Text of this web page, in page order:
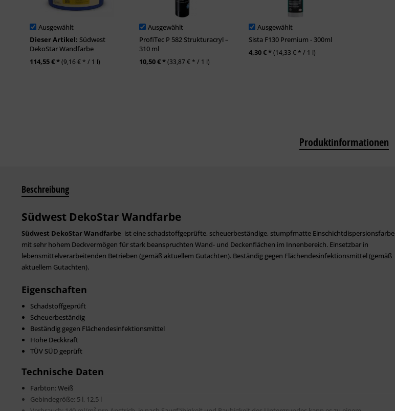
Ausgewählt
Dieser Artikel: Südwest
DekoStar Wandfarbe
114,55 € *(9,16 € * / 1 l)
Ausgewählt
ProfiTec P 582 Strukturacryl –
310 ml
10,50 € *(33,87 € * / 1 l)
Ausgewählt
Sista F130 Premium - 300ml
4,30 € *(14,33 € * / 1 l)
Produktinformationen
Beschreibung
Südwest DekoStar Wandfarbe
Südwest DekoStar Wandfarbe ist eine schadstoffgeprüfte, scheuerbeständige, stumpfmatte Einschichtdispersionsfarbe
mit sehr hohem Deckvermögen für stark beanspruchten Wand- und Deckenflächen im Innenbereich. Einsetzbar in
lebensmittelverarbeitenden Betrieben (gemäß aktuellem Gutachten). Beständig gegen Flächendesinfektionsmittel (gemäß
aktuellem Gutachten).
Eigenschaften
Schadstoffgeprüft
Scheuerbeständig
Beständig gegen Flächendesinfektionsmittel
Hohe Deckkraft
TÜV SÜD geprüft
Technische Daten
Farbton: Weiß
Gebindegröße: 5 l, 12,5 l